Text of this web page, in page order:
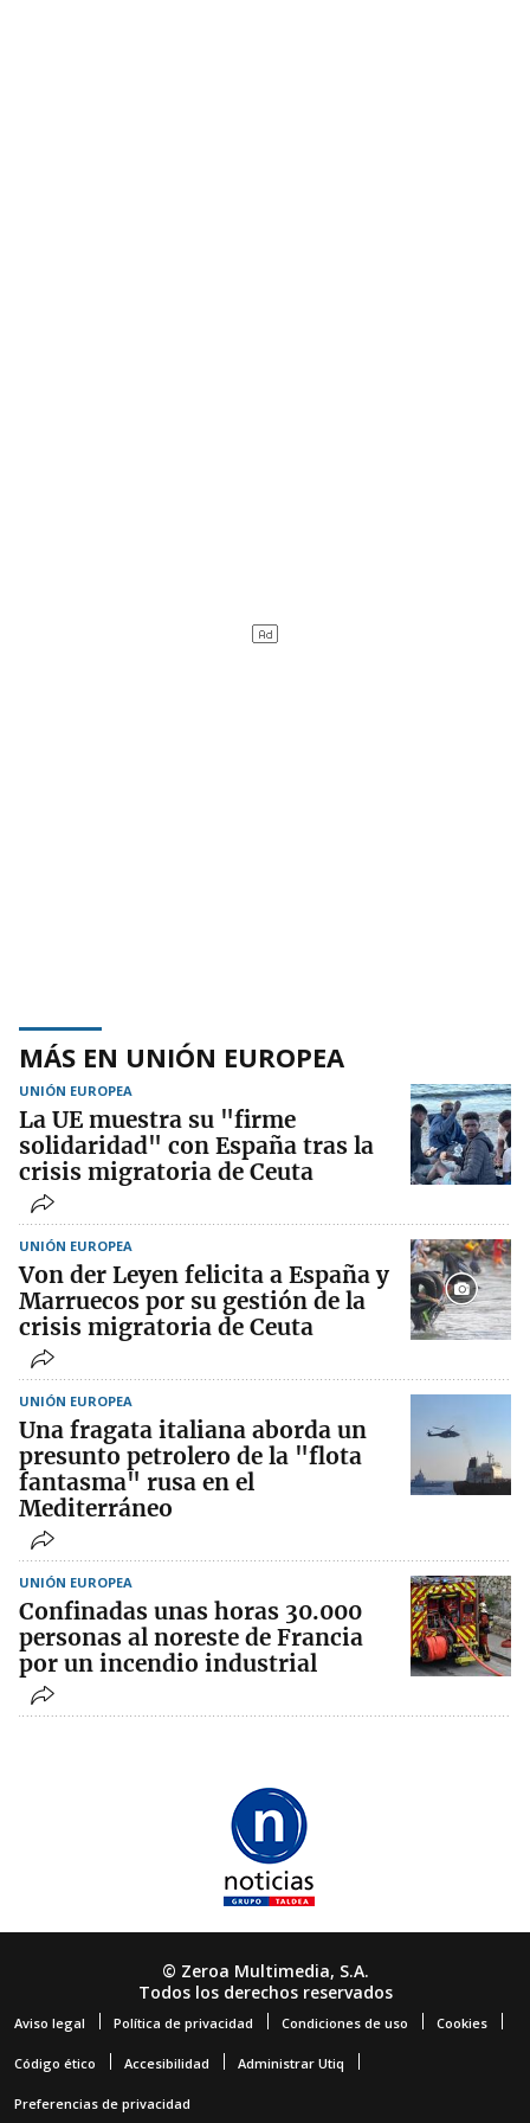
MÁS EN UNIÓN EUROPEA
UNIÓN EUROPEA
La UE muestra su "firme
solidaridad" con España tras la
crisis migratoria de Ceuta
UNIÓN EUROPEA
Von der Leyen felicita a España y
Marruecos por su gestión de la
crisis migratoria de Ceuta
UNIÓN EUROPEA
Una fragata italiana aborda un
presunto petrolero de la "flota
fantasma" rusa en el
Mediterráneo
UNIÓN EUROPEA
Confinadas unas horas 30.000
personas al noreste de Francia
por un incendio industrial
© Zeroa Multimedia, S.A.
Todos los derechos reservados
Aviso legal Política de privacidad Condiciones de uso Cookies
Código ético Accesibilidad Administrar Utiq
Preferencias de privacidad